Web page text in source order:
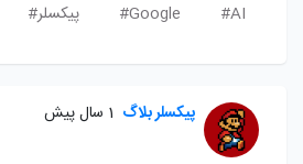
AI#
Google# پیکسلر#
پیکسلر بلاگ 1 سال پیش